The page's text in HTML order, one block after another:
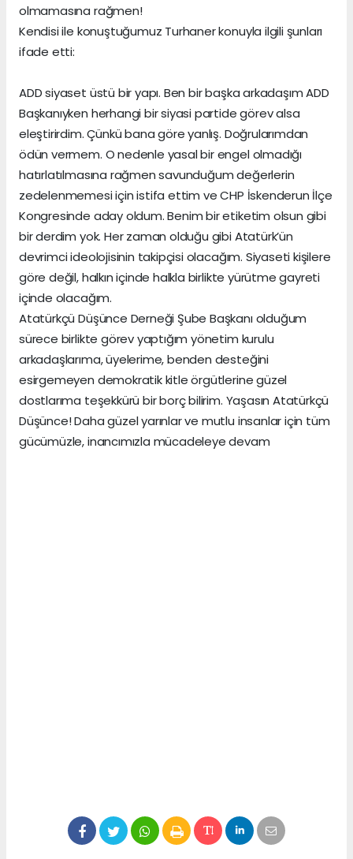
olmamasına rağmen!
Kendisi ile konuştuğumuz Turhaner konuyla ilgili şunları
ifade etti:
ADD siyaset üstü bir yapı. Ben bir başka arkadaşım ADD
Başkanıyken herhangi bir siyasi partide görev alsa
eleştirirdim. Çünkü bana göre yanlış. Doğrularımdan
ödün vermem. O nedenle yasal bir engel olmadığı
hatırlatılmasına rağmen savunduğum değerlerin
zedelenmemesi için istifa ettim ve CHP İskenderun İlçe
Kongresinde aday oldum. Benim bir etiketim olsun gibi
bir derdim yok. Her zaman olduğu gibi Atatürk’ün
devrimci ideolojisinin takipçisi olacağım. Siyaseti kişilere
göre değil, halkın içinde halkla birlikte yürütme gayreti
içinde olacağım.
Atatürkçü Düşünce Derneği Şube Başkanı olduğum
sürece birlikte görev yaptığım yönetim kurulu
arkadaşlarıma, üyelerime, benden desteğini
esirgemeyen demokratik kitle örgütlerine güzel
dostlarıma teşekkürü bir borç bilirim. Yaşasın Atatürkçü
Düşünce! Daha güzel yarınlar ve mutlu insanlar için tüm
gücümüzle, inancımızla mücadeleye devam